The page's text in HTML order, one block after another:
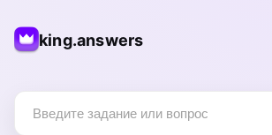
king.answers